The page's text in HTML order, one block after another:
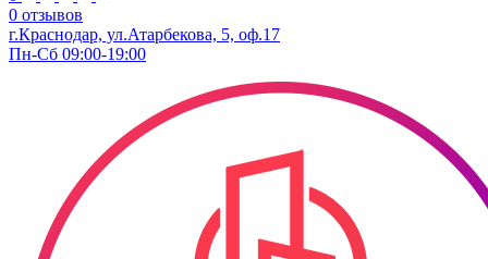
0 отзывов
г.Краснодар, ул.​Атарбекова, 5, оф.​17
Пн-Сб 09:00-19:00